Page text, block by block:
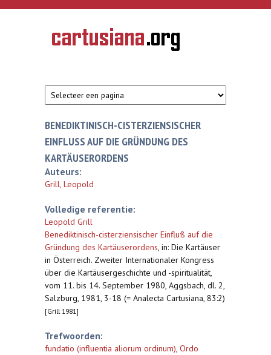
Overslaan en naar de inhoud gaan
CARTUSIANA
Geschiedenis
van de
BENEDIKTINISCH-CISTERZIENSISCHER
EINFLUSS AUF DIE GRÜNDUNG DES K
ARTÄUSERORDENS
Auteurs:
Grill, Leopold
Volledige referentie:
Leopold Grill
Benediktinisch-cisterziensischer Einfluß auf die
Gründung des Kartäuserordens, in: Die Kartäuser
in Österreich. Zweiter Internationaler Kongress
über die Kartäusergeschichte und -spiritualität,
vom 11. bis 14. September 1980, Aggsbach, dl. 2,
Salzburg, 1981, 3-18 (= Analecta Cartusiana, 83:2)
[Grill 1981]
Trefwoorden:
fundatio (influentia aliorum ordinum), Ordo